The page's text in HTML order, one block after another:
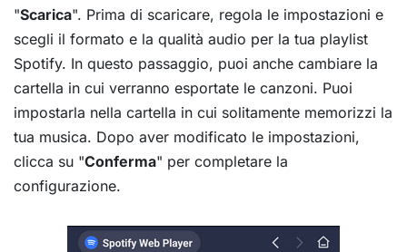
"Scarica". Prima di scaricare, regola le impostazioni e
scegli il formato e la qualità audio per la tua playlist
Spotify. In questo passaggio, puoi anche cambiare la
cartella in cui verranno esportate le canzoni. Puoi
impostarla nella cartella in cui solitamente memorizzi la
tua musica. Dopo aver modificato le impostazioni,
clicca su "Conferma" per completare la
configurazione.